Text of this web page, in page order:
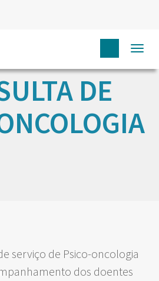
DE
serviço de Psico-oncologia
dos doentes